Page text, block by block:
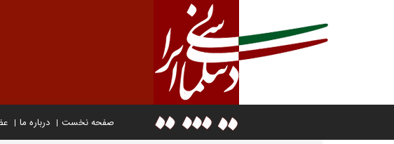
صفحه نخست درباره ما